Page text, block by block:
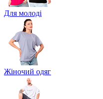
Для молоді
Жіночий одяг